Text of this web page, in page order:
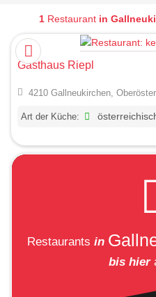
1 Restaurant in
Gasthaus Riepl
4210 Gallneukirchen,
Art der Küche:
Restaurants in
bis hier